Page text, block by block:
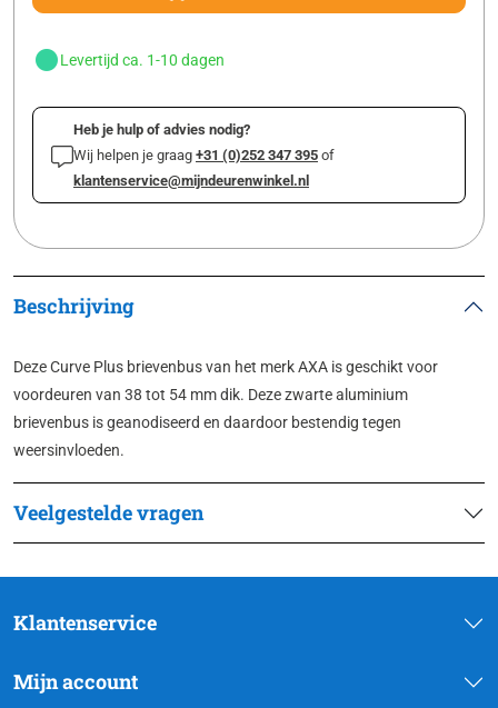
Levertijd ca. 1-10 dagen
Heb je hulp of advies nodig?
Wij helpen je graag +31 (0)252 347 395 of
klantenservice@mijndeurenwinkel.nl
Beschrijving
Deze Curve Plus brievenbus van het merk AXA is geschikt voor
voordeuren van 38 tot 54 mm dik. Deze zwarte aluminium
brievenbus is geanodiseerd en daardoor bestendig tegen
weersinvloeden.
Veelgestelde vragen
Klantenservice
Mijn account